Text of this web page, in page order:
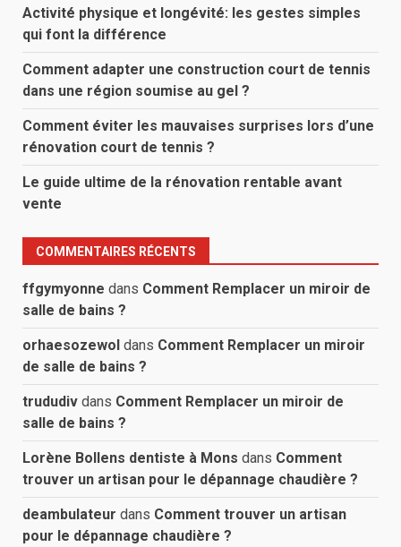
Activité physique et longévité: les gestes simples
qui font la différence
Comment adapter une construction court de tennis
dans une région soumise au gel ?
Comment éviter les mauvaises surprises lors d’une
rénovation court de tennis ?
Le guide ultime de la rénovation rentable avant
vente
COMMENTAIRES RÉCENTS
ffgymyonne dans Comment Remplacer un miroir de
salle de bains ?
orhaesozewol dans Comment Remplacer un miroir
de salle de bains ?
trududiv dans Comment Remplacer un miroir de
salle de bains ?
Lorène Bollens dentiste à Mons dans Comment
trouver un artisan pour le dépannage chaudière ?
deambulateur dans Comment trouver un artisan
pour le dépannage chaudière ?